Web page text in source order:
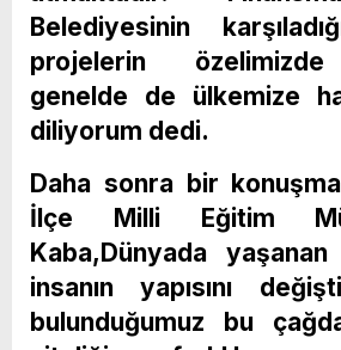
Belediyesinin
projelerin özelimizde
genelde de ülkemize
diliyorum dedi.
Daha sonra bir
İlçe Milli Eğitim
Kaba,Dünyada yaşanan
insanın yapısını
bulunduğumuz bu